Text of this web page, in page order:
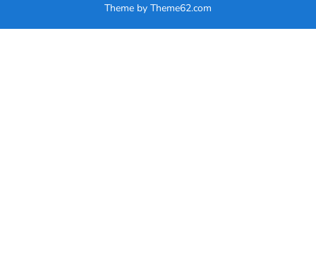
Theme by Theme62.com